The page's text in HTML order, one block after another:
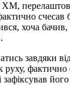
счесав
хоча
завдяки
фактично
його